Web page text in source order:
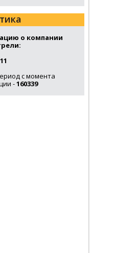
о компании
11
с момента
-160339